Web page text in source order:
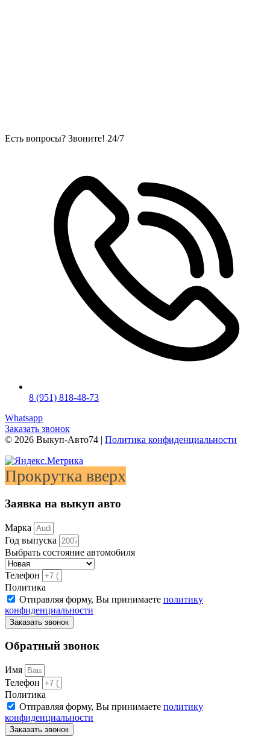
Есть вопросы? Звоните! 24/7
8 (951) 818-48-73
Whatsapp
Заказать звонок
© 2026 Выкуп-Авто74 | Политика конфиденциальности
Прокрутка вверх
Заявка на выкуп авто
Марка
Год выпуска
Выбрать состояние автомобиля
Телефон
Политика
Отправляя форму, Вы принимаете политику
конфиденциальности
Заказать звонок
Обратный звонок
Имя
Телефон
Политика
Отправляя форму, Вы принимаете политику
конфиденциальности
Заказать звонок